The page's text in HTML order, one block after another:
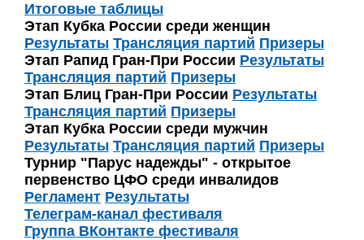
Итоговые таблицы
Этап Кубка России среди женщин
Результаты Трансляция партий Призеры
Этап Рапид Гран-При России Результаты
Трансляция партий Призеры
Этап Блиц Гран-При России Результаты
Трансляция партий Призеры
Этап Кубка России среди мужчин
Результаты Трансляция партий Призеры
Турнир "Парус надежды" - открытое
первенство ЦФО среди инвалидов
Регламент Результаты
Телеграм-канал фестиваля
Группа ВКонтакте фестиваля